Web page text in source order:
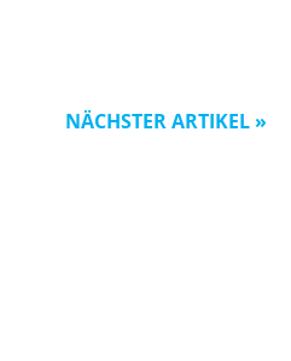
NÄCHSTER ARTIKEL »